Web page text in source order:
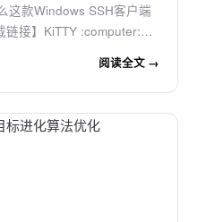
这款Windows SSH客户端
接】KiTTY :computer:
PuTTY 0.76
阅读全文 →